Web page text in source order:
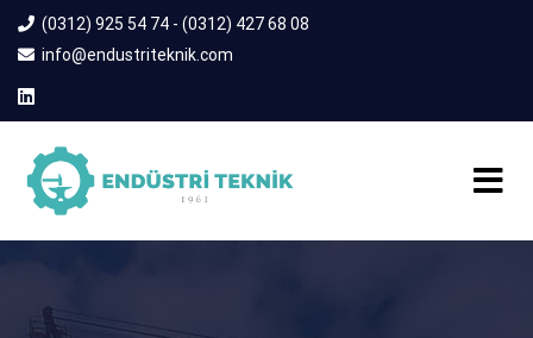
(0312) 925 54 74 - (0312) 427 68 08
info@endustriteknik.com